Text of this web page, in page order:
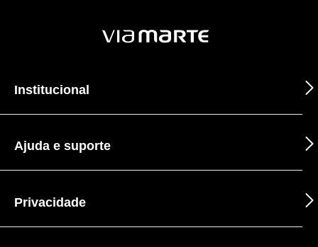
Institucional
Ajuda e suporte
Privacidade